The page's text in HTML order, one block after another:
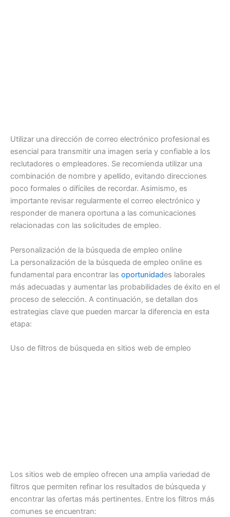
Utilizar una dirección de correo electrónico profesional es
esencial para transmitir una imagen seria y confiable a los
reclutadores o empleadores. Se recomienda utilizar una
combinación de nombre y apellido, evitando direcciones
poco formales o difíciles de recordar. Asimismo, es
importante revisar regularmente el correo electrónico y
responder de manera oportuna a las comunicaciones
relacionadas con las solicitudes de empleo.
Personalización de la búsqueda de empleo online
La personalización de la búsqueda de empleo online es
fundamental para encontrar las oportunidades laborales
más adecuadas y aumentar las probabilidades de éxito en el
proceso de selección. A continuación, se detallan dos
estrategias clave que pueden marcar la diferencia en esta
etapa:
Uso de filtros de búsqueda en sitios web de empleo
Los sitios web de empleo ofrecen una amplia variedad de
filtros que permiten refinar los resultados de búsqueda y
encontrar las ofertas más pertinentes. Entre los filtros más
comunes se encuentran: